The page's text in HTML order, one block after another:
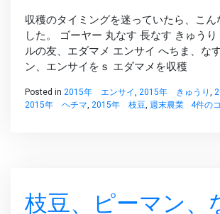
収穫のタイミングを迷っていたら、こん
した。 ゴーヤー 丸なす 長なす きゅう
ルの友、エダマメ エンサイ へちま、な
ン、エンサイをｓ エダマメを収穫
Posted in 2015年 エンサイ, 2015年 きゅうり ,
2015年 ヘチマ, 2015年 枝豆, 週末農業
夏
4件の
枝豆、ピーマン、